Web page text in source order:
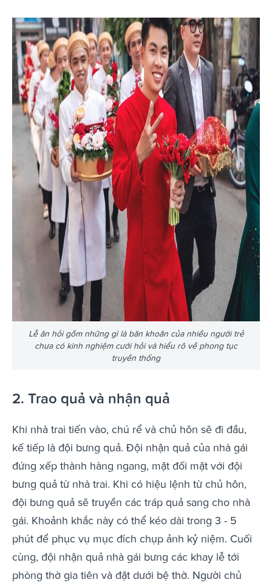
Lễ ăn hỏi gồm những gì là băn khoăn của nhiều người trẻ
chưa có kinh nghiệm cưới hỏi và hiểu rõ về phong tục
truyền thống
2. Trao quả và nhận quả
Khi nhà trai tiến vào, chú rể và chủ hôn sẽ đi đầu,
kế tiếp là đội bưng quả. Đội nhận quả của nhà gái
đứng xếp thành hàng ngang, mặt đối mặt với đội
bưng quả từ nhà trai. Khi có hiệu lệnh từ chủ hôn,
đội bưng quả sẽ truyền các tráp quả sang cho nhà
gái. Khoảnh khắc này có thể kéo dài trong 3 - 5
phút để phục vụ mục đích chụp ảnh kỷ niệm. Cuối
cùng, đội nhận quả nhà gái bưng các khay lễ tới
phòng thờ gia tiên và đặt dưới bệ thờ. Người chủ